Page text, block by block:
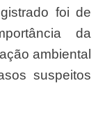
foi de
da
ambiental
suspeitos